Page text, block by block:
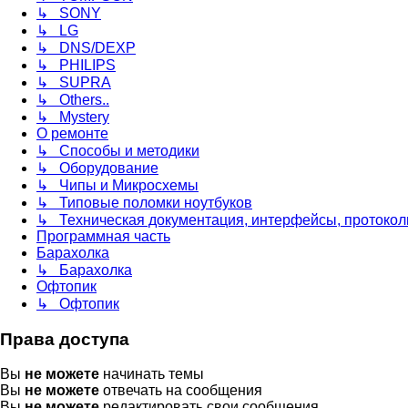
↳ SONY
↳ LG
↳ DNS/DEXP
↳ PHILIPS
↳ SUPRA
↳ Others..
↳ Mystery
О ремонте
↳ Способы и методики
↳ Оборудование
↳ Чипы и Микросхемы
↳ Типовые поломки ноутбуков
↳ Техническая документация, интерфейсы,
Программная часть
Барахолка
↳ Барахолка
Офтопик
↳ Офтопик
Права доступа
Вы не можете начинать темы
Вы не можете отвечать на сообщения